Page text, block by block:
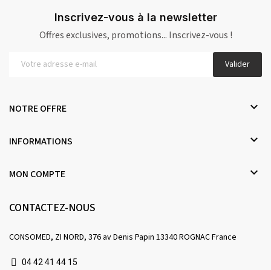
Inscrivez-vous à la newsletter
Offres exclusives, promotions... Inscrivez-vous !
Valider
NOTRE OFFRE 
INFORMATIONS 
MON COMPTE 
CONTACTEZ-NOUS
CONSOMED, ZI NORD, 376 av Denis Papin 13340 ROGNAC France
04 42 41 44 15